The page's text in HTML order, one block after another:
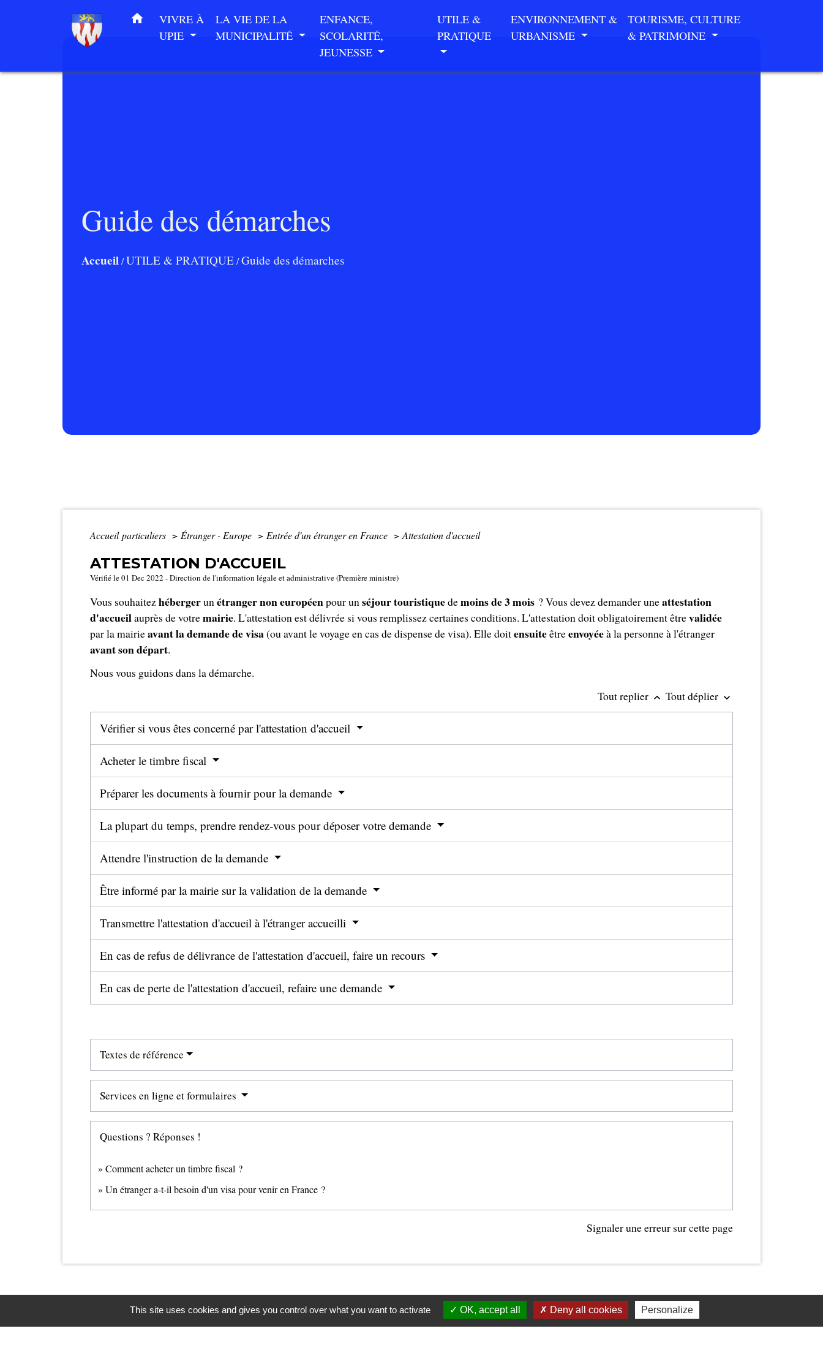
home
VIVRE À
UPIE
LA VIE DE LA
MUNICIPALITÉ
ENFANCE,
SCOLARITÉ,
JEUNESSE
UTILE &
PRATIQUE
ENVIRONNEMENT &
URBANISME
TOURISME, CULTURE
& PATRIMOINE
Guide des démarches
Accueil/UTILE & PRATIQUE/Guide des démarches
Accueil particuliers > Étranger - Europe > Entrée d'un étranger en France > Attestation d'accueil
ATTESTATION D'ACCUEIL
Vérifié le 01 Dec 2022 - Direction de l'information légale et administrative (Première ministre)
Vous souhaitezhébergerun étranger non européenpour un séjour touristiquedemoins de 3 mois ? Vous devez demander uneattestation
d'accueilauprès de votremairie. L'attestation est délivrée si vous remplissez certaines conditions. L'attestation doit obligatoirement êtrevalidée
par la mairieavant la demande de visa(ou avant le voyage en cas de dispense de visa). Elle doitensuiteêtreenvoyéeà la personne à l'étranger
avant son départ.
Nous vous guidons dans la démarche.
Tout replier keyboard_arrow_up Tout déplier keyboard_arrow_down
Vérifier si vous êtes concerné par l'attestation d'accueil
Acheter le timbre fiscal
Préparer les documents à fournir pour la demande
La plupart du temps, prendre rendez-vous pour déposer votre demande
Attendre l'instruction de la demande
Être informé par la mairie sur la validation de la demande
Transmettre l'attestation d'accueil à l'étranger accueilli
En cas de refus de délivrance de l'attestation d'accueil, faire un recours
En cas de perte de l'attestation d'accueil, refaire une demande
Textes de référence
Services en ligne et formulaires
Questions ? Réponses !
Comment acheter un timbre fiscal ?
Un étranger a-t-il besoin d'un visa pour venir en France ?
Signaler une erreur sur cette page
This site uses cookies and gives you control over what you want to activate OK, accept all Deny all cookies Personalize